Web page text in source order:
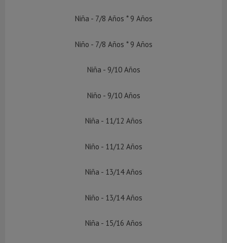
Niña - 7/8 Años * 9 Años
Niño - 7/8 Años * 9 Años
Niña - 9/10 Años
Niño - 9/10 Años
Niña - 11/12 Años
Niño - 11/12 Años
Niña - 13/14 Años
Niño - 13/14 Años
Niña - 15/16 Años